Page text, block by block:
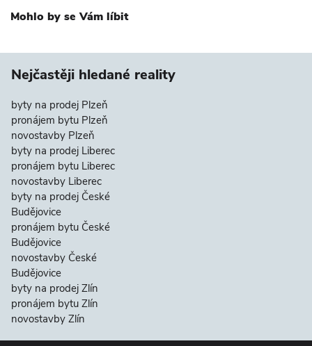
Mohlo by se Vám líbit
Nejčastěji hledané reality
byty na prodej Plzeň
pronájem bytu Plzeň
novostavby Plzeň
byty na prodej Liberec
pronájem bytu Liberec
novostavby Liberec
byty na prodej České
Budějovice
pronájem bytu České
Budějovice
novostavby České
Budějovice
byty na prodej Zlín
pronájem bytu Zlín
novostavby Zlín